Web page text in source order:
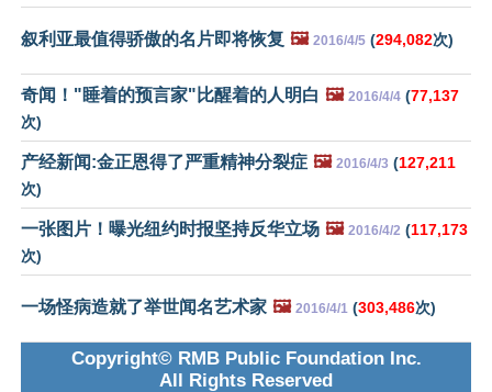
叙利亚最值得骄傲的名片即将恢复 🖼️ 2016/4/5 (294,082次)
奇闻！"睡着的预言家"比醒着的人明白 🖼️ 2016/4/4 (77,137
次)
产经新闻:金正恩得了严重精神分裂症 🖼️ 2016/4/3 (127,211
次)
一张图片！曝光纽约时报坚持反华立场 🖼️ 2016/4/2 (117,173
次)
一场怪病造就了举世闻名艺术家 🖼️ 2016/4/1 (303,486次)
Copyright© RMB Public Foundation Inc.
All Rights Reserved